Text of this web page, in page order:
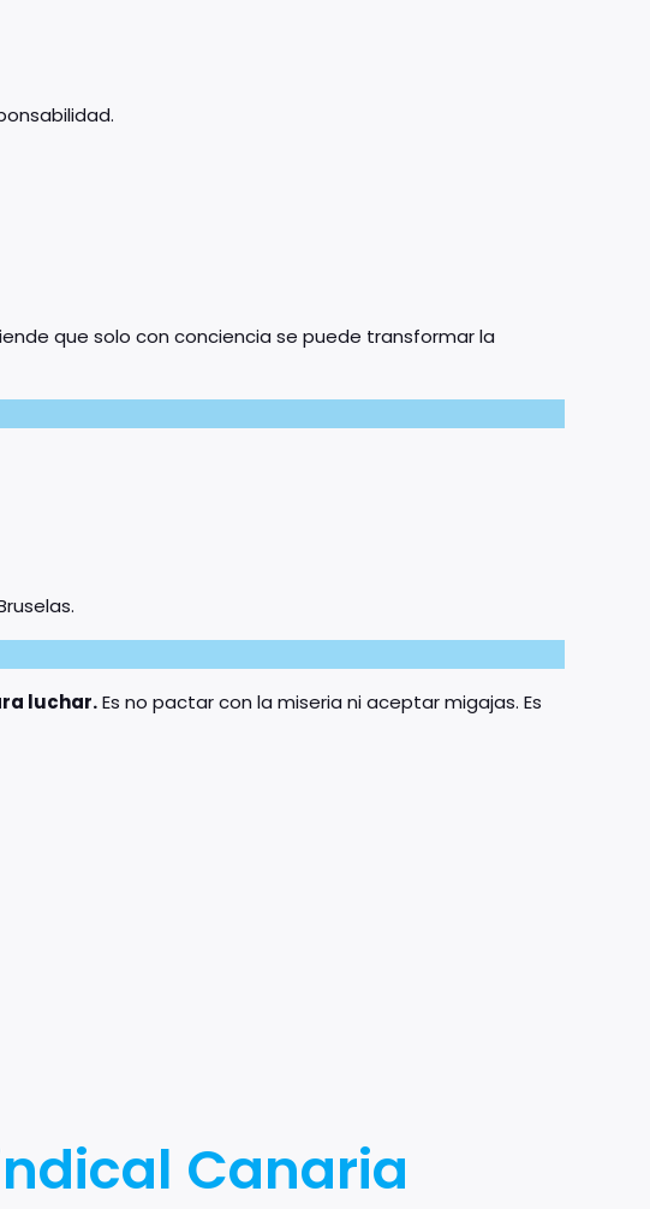
que solo con conciencia se puede transformar la
luchar.Es no pactar con la miseria ni aceptar migajas. Es
Canaria